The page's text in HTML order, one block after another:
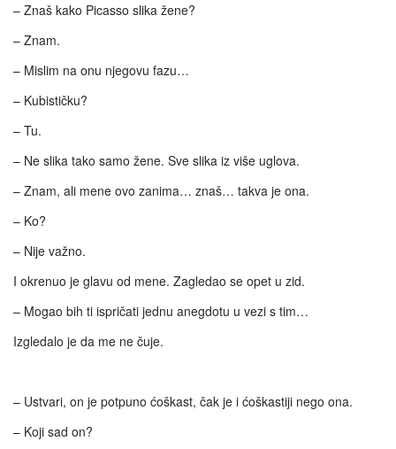
– Znaš kako Picasso slika žene?
– Znam.
– Mislim na onu njegovu fazu…
– Kubističku?
– Tu.
– Ne slika tako samo žene. Sve slika iz više uglova.
– Znam, ali mene ovo zanima… znaš… takva je ona.
– Ko?
– Nije važno.
I okrenuo je glavu od mene. Zagledao se opet u zid.
– Mogao bih ti ispričati jednu anegdotu u vezi s tim…
Izgledalo je da me ne čuje.
– Ustvari, on je potpuno ćoškast, čak je i ćoškastiji nego ona.
– Koji sad on?